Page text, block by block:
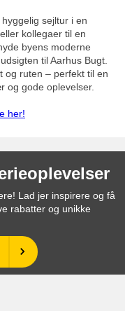
sejltur i en
kollegaer til en
byens moderne
til Aarhus Bugt.
og ruten – perfekt til en
og gode oplevelser.
her!
Lad jer inspirere og få
rabatter og unikke